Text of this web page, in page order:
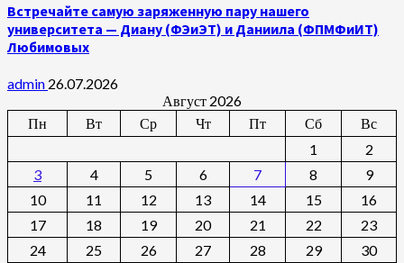
Встречайте самую заряженную пару нашего
университета — Диану (ФЭиЭТ) и Даниила (ФПМФиИТ)
Любимовых
admin 26.07.2026
Август 2026
Пн
Вт Ср Чт Пт Сб
Вс
1
2
3
4 5 6 7 8
9
10
11 12 13 14 15
16
17
18 19 20 21 22
23
24
25 26 27 28 29
30